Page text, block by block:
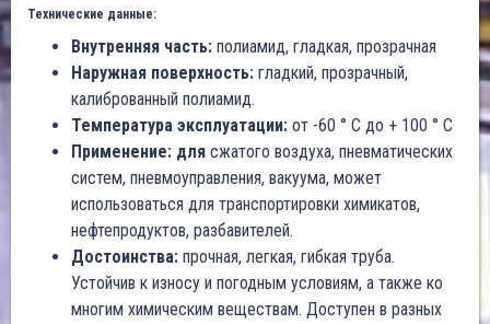
Технические данные:
Внутренняя часть: полиамид, гладкая, прозрачная
Наружная поверхность: гладкий, прозрачный,
калиброванный полиамид.
Температура эксплуатации: от -60 ° C до + 100 ° C
Применение: для сжатого воздуха, пневматических
систем, пневмоуправления, вакуума, может
использоваться для транспортировки химикатов,
нефтепродуктов, разбавителей.
Достоинства: прочная, легкая, гибкая труба.
Устойчив к износу и погодным условиям, а также ко
многим химическим веществам. Доступен в разных